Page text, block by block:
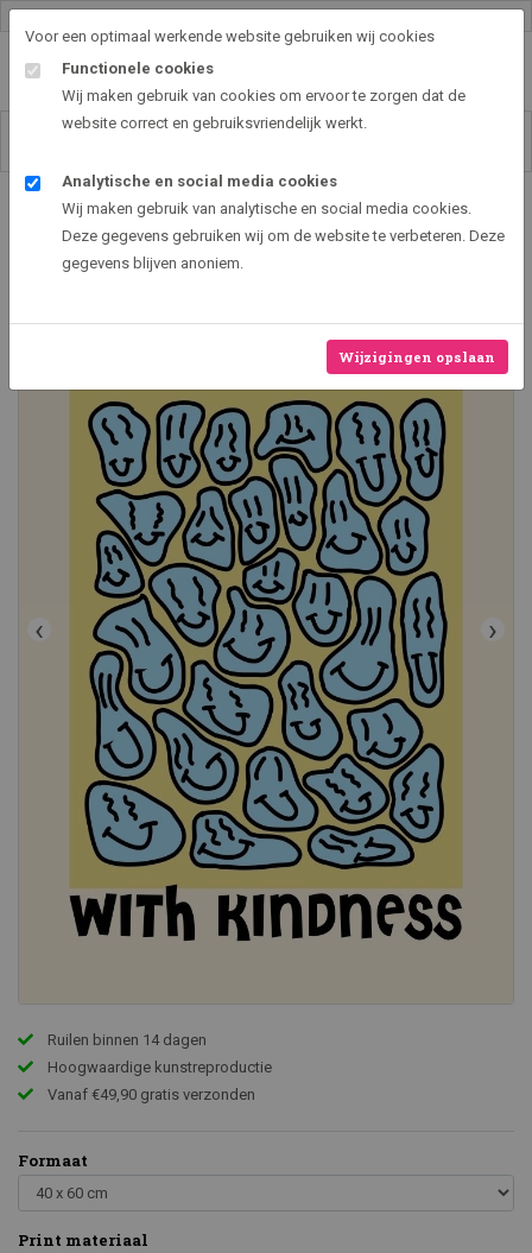
Voor een optimaal werkende website gebruiken wij cookies
Functionele cookies
Wij maken gebruik van cookies om ervoor te zorgen dat de
website correct en gebruiksvriendelijk werkt.
Analytische en social media cookies
Wij maken gebruik van analytische en social media cookies.
Deze gegevens gebruiken wij om de website te verbeteren. Deze
gegevens blijven anoniem.
Wijzigingen opslaan
Art2EXPO GallerySHOP - de leukste kunst cadeau ideeën
Treat People With Kindness
‹ ›
Ruilen binnen 14 dagen
Hoogwaardige kunstreproductie
Vanaf €49,90 gratis verzonden
Formaat
Print materiaal